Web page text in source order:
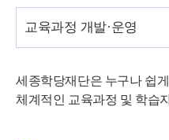
세종학당재단은 누구나 쉽
체계적인 교육과정 및 학습